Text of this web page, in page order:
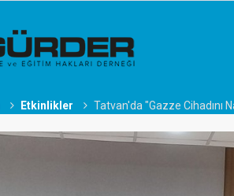
Etkinlikler Tatvan'da "Gazze Cihadını